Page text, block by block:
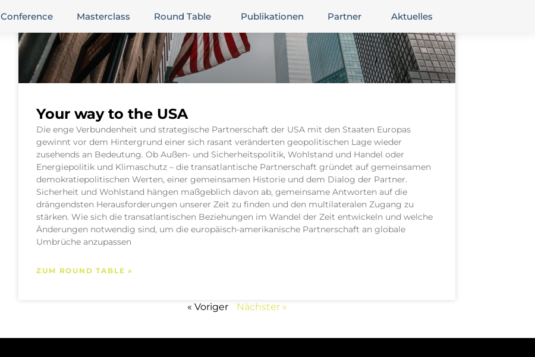
Conference Masterclass Round Table Publikationen Partner Aktuelles
Your way to the USA
Die enge Verbundenheit und strategische Partnerschaft der USA mit den Staaten Europas
gewinnt vor dem Hintergrund einer sich rasant veränderten geopolitischen Lage wieder
zusehends an Bedeutung. Ob Außen- und Sicherheitspolitik, Wohlstand und Handel oder
Energiepolitik und Klimaschutz – die transatlantische Partnerschaft gründet auf gemeinsamen
demokratiepolitischen Werten, einer gemeinsamen Historie und dem Dialog der Partner.
Sicherheit und Wohlstand hängen maßgeblich davon ab, gemeinsame Antworten auf die
drängendsten Herausforderungen unserer Zeit zu finden und den multilateralen Zugang zu
stärken. Wie sich die transatlantischen Beziehungen im Wandel der Zeit entwickeln und welche
Änderungen notwendig sind, um die europäisch-amerikanische Partnerschaft an globale
Umbrüche anzupassen
ZUM ROUND TABLE »
« Voriger Nächster »